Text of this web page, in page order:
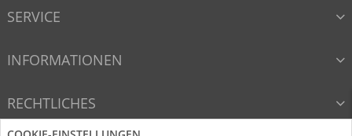
SERVICE
INFORMATIONEN
RECHTLICHES